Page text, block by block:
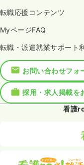
転職応援コンテンツ
MyページFAQ
転職・派遣就業サポート
お問い合わせフォ
採用・求人掲載を
看護